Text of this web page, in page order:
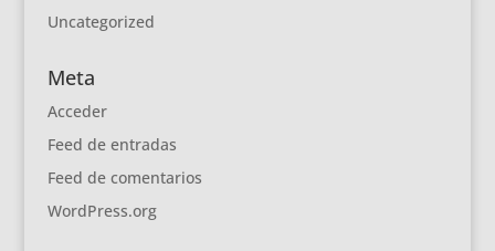
Uncategorized
Meta
Acceder
Feed de entradas
Feed de comentarios
WordPress.org